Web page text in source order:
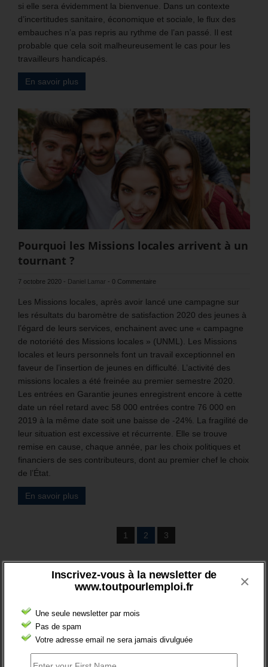
Inscrivez-vous à la newsletter de
www.toutpourlemploi.fr
Une seule newsletter par mois
Pas de spam
Votre adresse email ne sera jamais divulguée
×
si elle sera évidemment la bienvenue. Dans un contexte
d’incertitudes sanitaire, économique et sociale, le flux des
embauches n’a pas repris au rythme de l’an passé. Il est
probable que cela soit malheureusement le cas pour les
travailleurs handicapés.
En savoir plus
Pourquoi les Missions locales arrivent à un
tournant ?
7 octobre 2020 - Daniel Lamar - 0 Commentaire
Les Missions locales, après avoir lancé une campagne sur
les résultats du baromètre de satisfaction 2020 des jeunes à
l’égard de leurs services, enchainent avec une « campagne
de notoriété des Missions locales » (UNML). Les Missions
locales et leurs personnels font un travail exceptionnel en
faveur de l’insertion de jeunes en difficulté. L’activité des
missions locales a été freinée au premier semestre 2020.
Les entrées en Garantie jeunes enregistrent encore à cette
date un réel retard avec 58 000 entrées contre 76 000 en
2019 à la même date soit une baisse de -24%. La fragilité de
leur situation est excessive et récurrente. Elle se trouve
remise en cause, chaque année, par les choix politiques et
financiers de ses contributeurs, dont au premier chef le choix
de l’État.
En savoir plus
1 2 3
BRÈVES EMPLOI
FT : + 100 000 INSCRITS EN 2024